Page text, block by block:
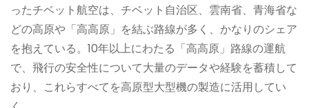
ったチベット航空は、チベット自治区、雲南省、青海省な
どの高原や「高高原」を結ぶ路線が多く、かなりのシェア
を抱えている。10年以上にわたる「高高原」路線の運航
で、飛行の安全性について大量のデータや経験を蓄積して
おり、これらすべてを高原型大型機の製造に活用してい